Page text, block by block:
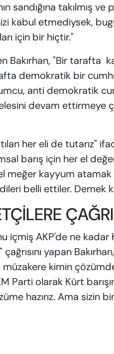
sandığına takılmış
kabul etmediysek,
için bir hiçtir."
Bakırhan, "Bir tarafta
demokratik bir
anti demokratik
devam ettirmeye
her eli de tutarız"
barış için her el
meğer kayyum
belli ettiler. Demek
ÇAĞRI
içmiş AKP'de ne
yapan
müzakere kimin
olarak Kürt
hazırız. Ama sizin